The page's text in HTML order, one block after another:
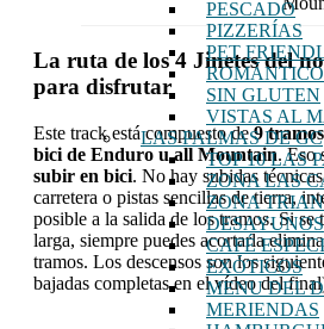
PESCADO
PIZZERÍAS
PET
SIN GLUTEN
VISTAS AL
LAS PALMAS DE GC
TOP 10 LAS
ZONA LAS
ZONA
DESAYUNOS
CAFÉ
EXÓTICOS
MENU DEL
MERIENDAS
La ruta de los 4 Jinetes del
para disfrutar
Este track está compuesto de9
bici de Enduro u all Mountain. Eso
subir en bici. No hay subidas
carretera o pistas sencillas de tierra,
posible a la salida de los tramos. Si se
larga, siempre puedes acortarla
tramos. Los descensos son los
bajadas completas en el vídeo del